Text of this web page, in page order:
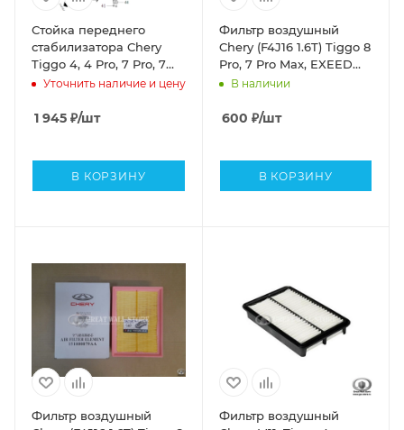
Стойка переднего
стабилизатора Chery
Tiggo 4, 4 Pro, 7 Pro, 7
Pro Max, 8, 8 Pro, 8 Pro
Exeed LX, RX, VX, Jaecoo
поколение (ОРИГИНАЛ)
Уточнить наличие и цену
1 945 ₽/шт
В КОРЗИНУ
Фильтр воздушный
Chery (F4J16 1.6T) Tiggo 8
Pro, 7 Pro Max, EXEED
LX, Arrizo 8 (GOODWILL
В наличии
600 ₽/шт
В КОРЗИНУ
Фильтр воздушный
Фильтр воздушный